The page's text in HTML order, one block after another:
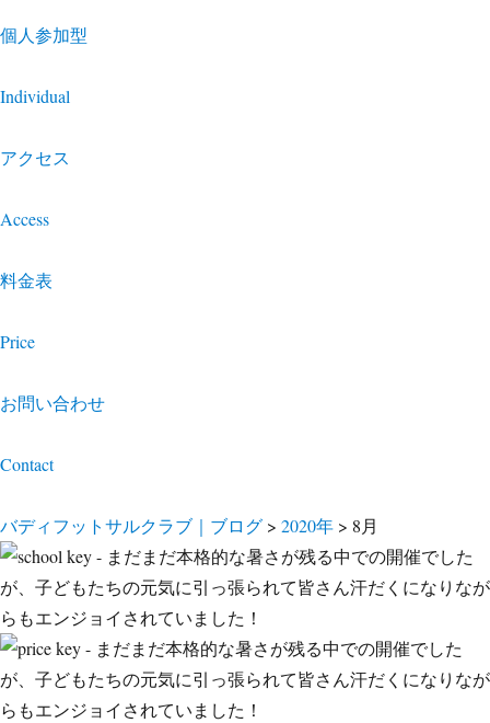
個人参加型
Individual
アクセス
Access
料金表
Price
お問い合わせ
Contact
バディフットサルクラブ｜ブログ > 2020年 > 8月